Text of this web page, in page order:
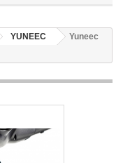
YUNEEC
Yuneec